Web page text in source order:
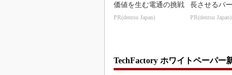
価値を生む電通の挑戦
PR(dentsu Japan)
長させるパ
PR(dentsu Japan)
TechFactory ホワイトペーパー